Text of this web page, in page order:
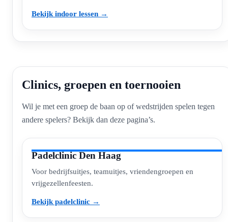
Bekijk indoor lessen →
Clinics, groepen en toernooien
Wil je met een groep de baan op of wedstrijden spelen tegen
andere spelers? Bekijk dan deze pagina’s.
Padelclinic Den Haag
Voor bedrijfsuitjes, teamuitjes, vriendengroepen en
vrijgezellenfeesten.
Bekijk padelclinic →